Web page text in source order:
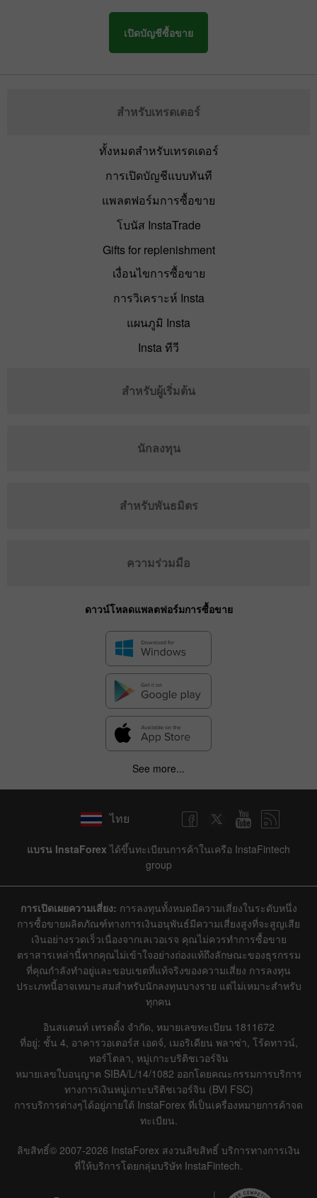
เปิดบัญชีซื้อขาย
สำหรับเทรดเดอร์
ทั้งหมดสำหรับเทรดเดอร์
การเปิดบัญชีแบบทันที
แพลตฟอร์มการซื้อขาย
โบนัส InstaTrade
Gifts for replenishment
เงื่อนไขการซื้อขาย
การวิเคราะห์ Insta
แผนภูมิ Insta
Insta ทีวี
สำหรับผู้เริ่มต้น
นักลงทุน
สำหรับพันธมิตร
ความร่วมมือ
ดาวน์โหลดแพลตฟอร์มการซื้อขาย
See more...
ไทย
แบรน InstaForex ได้ขึ้นทะเบียนการค้าในเครือ InstaFintech
group
การเปิดเผยความเสี่ยง: การลงทุนทั้งหมดมีความเสี่ยงในระดับหนึ่ง
การซื้อขายผลิตภัณฑ์ทางการเงินอนุพันธ์มีความเสี่ยงสูงที่จะสูญเสีย
เงินอย่างรวดเร็วเนื่องจากเลเวอเรจ คุณไม่ควรทำการซื้อขาย
ตราสารเหล่านี้หากคุณไม่เข้าใจอย่างถ่องแท้ถึงลักษณะของธุรกรรม
ที่คุณกำลังทำอยู่และขอบเขตที่แท้จริงของความเสี่ยง การลงทุน
ประเภทนี้อาจเหมาะสมสำหรับนักลงทุนบางราย แต่ไม่เหมาะสำหรับ
ทุกคน
อินสแตนท์ เทรดดิ้ง จำกัด, หมายเลขทะเบียน 1811672
ที่อยู่: ชั้น 4, อาคารวอเตอร์ส เอดจ์, เมอริเดียน พลาซ่า, โร้ดทาวน์,
ทอร์โตลา, หมู่เกาะบริติชเวอร์จิน
หมายเลขใบอนุญาต SIBA/L/14/1082 ออกโดยคณะกรรมการบริการ
ทางการเงินหมู่เกาะบริติชเวอร์จิน (BVI FSC)
การบริการต่างๆได้อยู่ภายใต้ InstaForex ที่เป็นเครื่องหมายการค้าจด
ทะเบียน.
ลิขสิทธิ์© 2007-2026 InstaForex สงวนลิขสิทธิ์ บริการทางการเงิน
ที่ให้บริการโดยกลุ่มบริษัท InstaFintech.